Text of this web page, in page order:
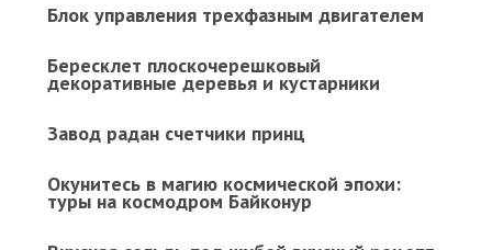
Блок управления трехфазным двигателем
Бересклет плоскочерешковый
декоративные деревья и кустарники
Завод радан счетчики принц
Окунитесь в магию космической эпохи:
туры на космодром Байконур